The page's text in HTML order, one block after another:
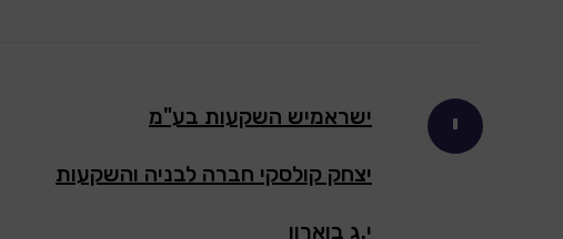
י ישראמיש השקעות בע"מ
יצחק קולסקי חברה לבניה והשקעות
י.ג בוארון